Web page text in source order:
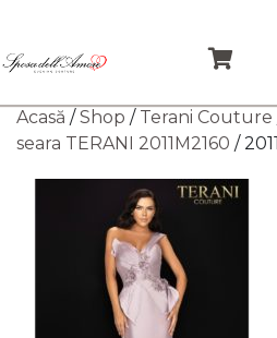
Acasă /Shop / Terani Couture
seara TERANI 2011M2160 /